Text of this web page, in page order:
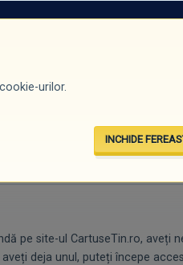
DE PLATĂ
pe site-ul CartuseTin.ro, aveți
deja unul, puteți începe
urilor.
INCHIDE